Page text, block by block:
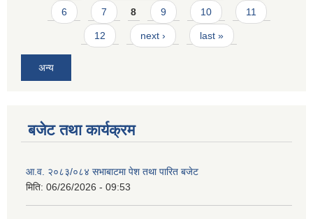
6 7 8 9 10 11
12 next › last »
अन्य
बजेट तथा कार्यक्रम
आ.व. २०८३/०८४ सभाबाटमा पेश तथा पारित बजेट
मिति: 06/26/2026 - 09:53